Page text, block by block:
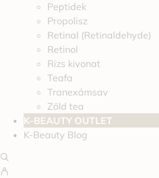
Peptidek
Propolisz
Retinal (Retinaldehyde)
Retinol
Rizs kivonat
Teafa
Tranexámsav
Zöld tea
K-BEAUTY OUTLET
K-Beauty Blog